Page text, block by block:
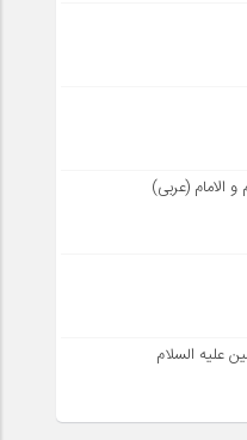
و الامام (عربی)
علیه السلام